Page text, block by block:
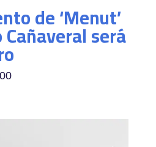
de ‘Menut’
será